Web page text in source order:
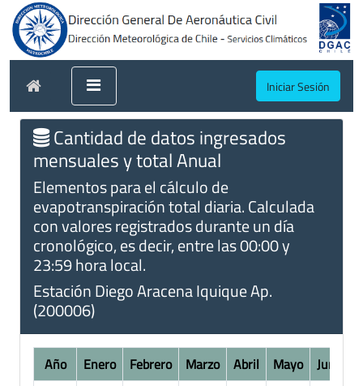
Iniciar Sesión
Cantidad de datos ingresados
mensuales y total Anual
Elementos para el cálculo de
evapotranspiración total diaria. Calculada
con valores registrados durante un día
cronológico, es decir, entre las 00:00 y
23:59 hora local.
Estación Diego Aracena Iquique Ap.
(200006)
Año Enero Febrero Marzo Abril Mayo Junio